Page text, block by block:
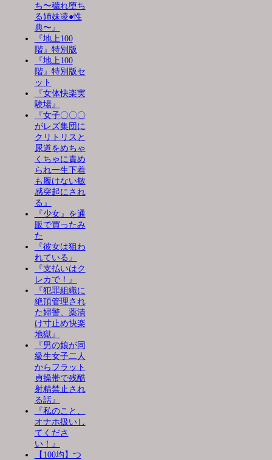
ち〜穢れ堕ち
る姉妹凌●性
典〜』
『地上100
階』特別版
『地上100
階』特別版セ
ット
『女体快楽実
験場』
『女子〇〇〇
がレズ集団に
クリトリスと
尿道をめちゃ
くちゃに責め
られ一生下着
も履けない敏
感突起にされ
る』
『少女』を通
販で買ったみ
た
『彼女は狙わ
れている』
『支払いはク
レカで！』
『犯罪組織に
絶頂管理され
た婦警、薬漬
け寸止め快楽
地獄』
『男の娘が同
級生女子二人
からフラット
貞操帯で残酷
射精禁止され
る話』
『私のこと、
オナホ扱いし
てくださ
い！』
【100均】つ